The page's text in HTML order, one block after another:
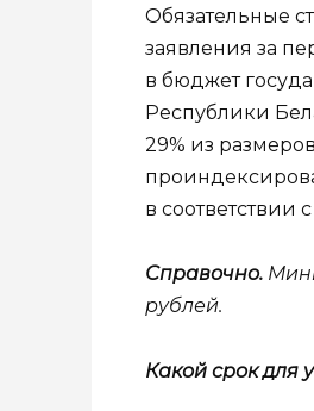
Обязательные
заявления за
в бюджет
Республики
29% из
в соответствии
Справочно.
рублей.
Какой срок для